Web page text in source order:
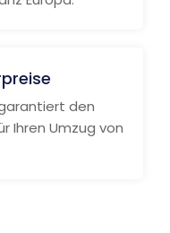
den
Ihren Umzug von